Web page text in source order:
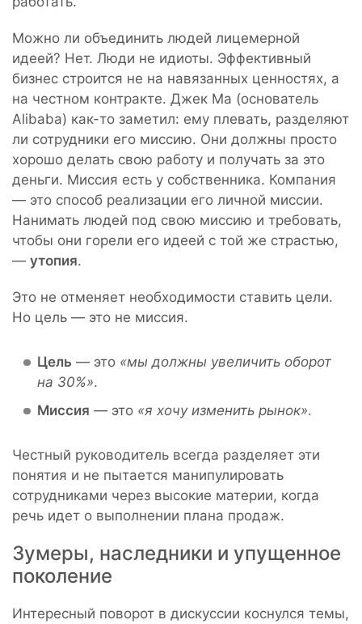
Можно ли объединить людей лицемерной
идеей? Нет. Люди не идиоты. Эффективный
бизнес строится не на навязанных ценностях, а
на честном контракте. Джек Ма (основатель
Alibaba) как-то заметил: ему плевать, разделяют
ли сотрудники его миссию. Они должны просто
хорошо делать свою работу и получать за это
деньги. Миссия есть у собственника. Компания
— это способ реализации его личной миссии.
Нанимать людей под свою миссию и требовать,
чтобы они горели его идеей с той же страстью,
— утопия.
Это не отменяет необходимости ставить цели.
Но цель — это не миссия.
Цель — это «мы должны увеличить оборот
на 30%».
Миссия — это «я хочу изменить рынок».
Честный руководитель всегда разделяет эти
понятия и не пытается манипулировать
сотрудниками через высокие материи, когда
речь идет о выполнении плана продаж.
Зумеры, наследники и упущенное
поколение
Интересный поворот в дискуссии коснулся темы,